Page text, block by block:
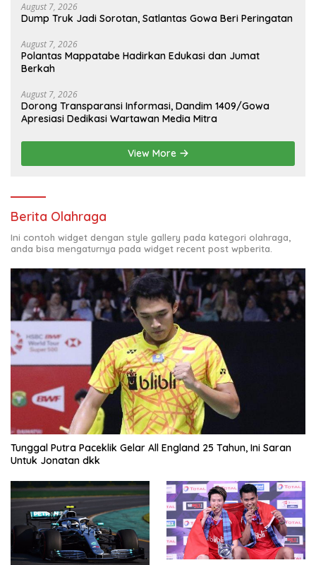
August 7, 2026
Dump Truk Jadi Sorotan, Satlantas Gowa Beri Peringatan
August 7, 2026
Polantas Mappatabe Hadirkan Edukasi dan Jumat
Berkah
August 7, 2026
Dorong Transparansi Informasi, Dandim 1409/Gowa
Apresiasi Dedikasi Wartawan Media Mitra
View More
Berita Olahraga
Ini contoh widget dengan style gallery pada kategori olahraga,
anda bisa mengaturnya pada widget recent post wpberita.
Tunggal Putra Paceklik Gelar All England 25 Tahun, Ini Saran
Untuk Jonatan dkk